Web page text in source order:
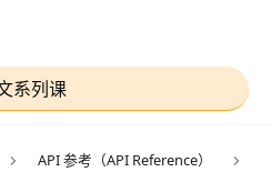
系列课
API 参考（API Reference）